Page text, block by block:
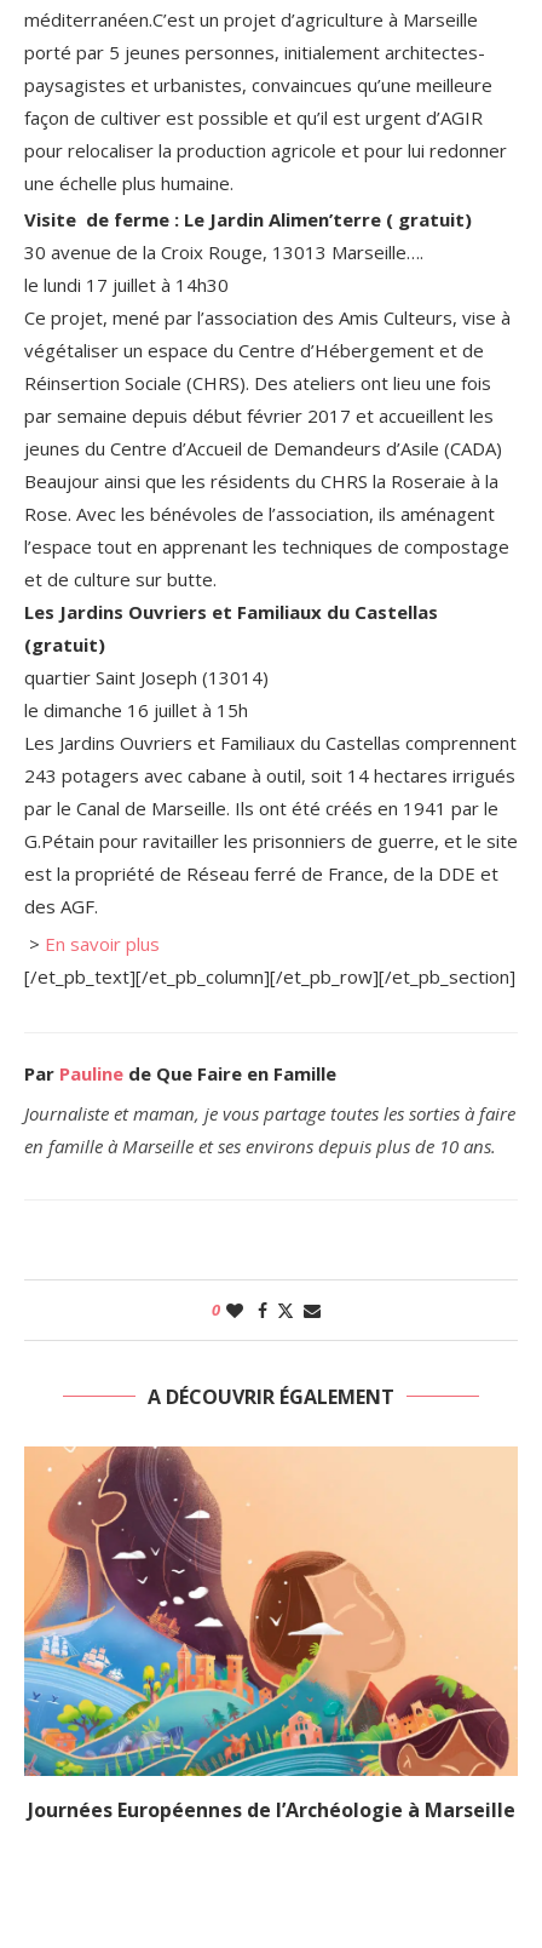
méditerranéen.C’est un projet d’agriculture à Marseille
porté par 5 jeunes personnes, initialement architectes-
paysagistes et urbanistes, convaincues qu’une meilleure
façon de cultiver est possible et qu’il est urgent d’AGIR
pour relocaliser la production agricole et pour lui redonner
une échelle plus humaine.
Visite de ferme : Le Jardin Alimen’terre ( gratuit)
30 avenue de la Croix Rouge, 13013 Marseille….
le lundi 17 juillet à 14h30
Ce projet, mené par l’association des Amis Culteurs, vise à
végétaliser un espace du Centre d’Hébergement et de
Réinsertion Sociale (CHRS). Des ateliers ont lieu une fois
par semaine depuis début février 2017 et accueillent les
jeunes du Centre d’Accueil de Demandeurs d’Asile (CADA)
Beaujour ainsi que les résidents du CHRS la Roseraie à la
Rose. Avec les bénévoles de l’association, ils aménagent
l’espace tout en apprenant les techniques de compostage
et de culture sur butte.
Les Jardins Ouvriers et Familiaux du Castellas
(gratuit)
quartier Saint Joseph (13014)
le dimanche 16 juillet à 15h
Les Jardins Ouvriers et Familiaux du Castellas comprennent
243 potagers avec cabane à outil, soit 14 hectares irrigués
par le Canal de Marseille. Ils ont été créés en 1941 par le
G.Pétain pour ravitailler les prisonniers de guerre, et le site
est la propriété de Réseau ferré de France, de la DDE et
des AGF.
> En savoir plus
[/et_pb_text][/et_pb_column][/et_pb_row][/et_pb_section]
Par Pauline de Que Faire en Famille
Journaliste et maman, je vous partage toutes les sorties à faire
en famille à Marseille et ses environs depuis plus de 10 ans.
0
A DÉCOUVRIR ÉGALEMENT
Journées Européennes de l’Archéologie à Marseille